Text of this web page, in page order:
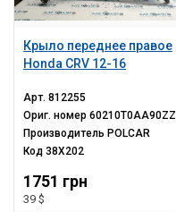
Крыло переднее правое
Honda CRV 12-16
Арт.812255
Ориг. номер60210T0AA90ZZ
Производитель POLCAR
Код38X202
1751 грн
39 $